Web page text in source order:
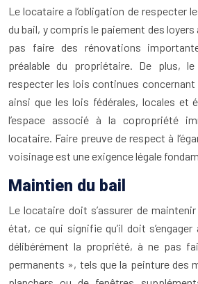
Le locataire a l’obligation de respecter
du bail, y compris le paiement des
pas faire des rénovations
préalable du propriétaire. De plus,
respecter les lois continues concernant
ainsi que les lois fédérales, locales et
l’espace associé à la copropriété
locataire. Faire preuve de respect à
voisinage est une exigence légale
Maintien du bail
Le locataire doit s’assurer de
état, ce qui signifie qu’il doit
délibérément la propriété, à ne pas
permanents », tels que la peinture des